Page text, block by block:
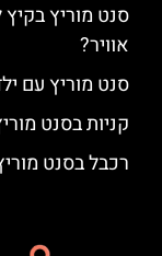
סנט מוריץ
אוויר?
סנט מוריץ עם
קניות בסנט
רכבל בסנט